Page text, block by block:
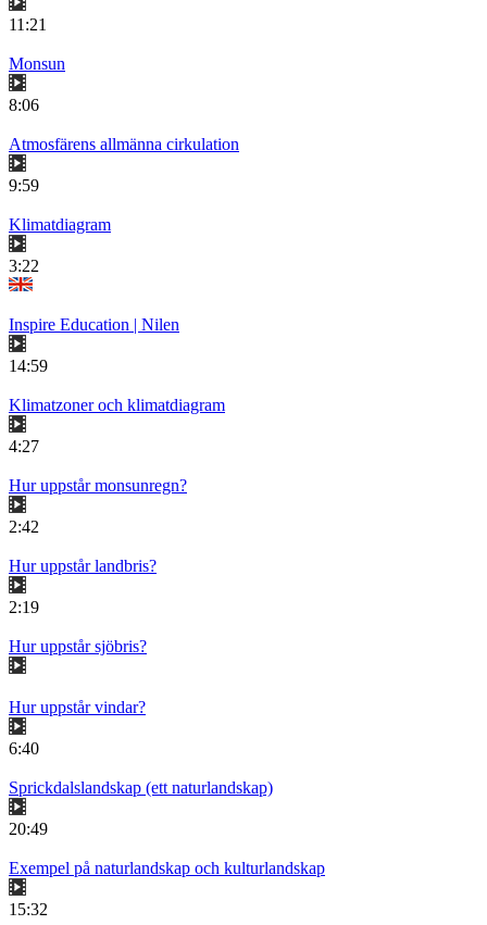
11:21
Monsun
8:06
Atmosfärens allmänna cirkulation
9:59
Klimatdiagram
3:22
Inspire Education | Nilen
14:59
Klimatzoner och klimatdiagram
4:27
Hur uppstår monsunregn?
2:42
Hur uppstår landbris?
2:19
Hur uppstår sjöbris?
Hur uppstår vindar?
6:40
Sprickdalslandskap (ett naturlandskap)
20:49
Exempel på naturlandskap och kulturlandskap
15:32